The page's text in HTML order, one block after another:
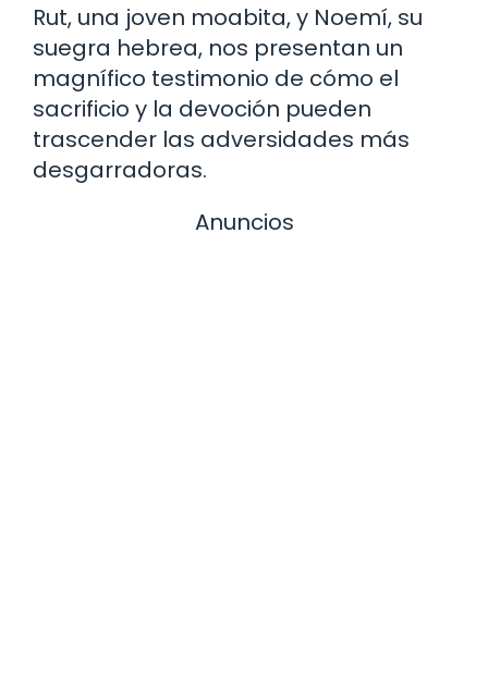
Rut, una joven moabita, y Noemí, su
suegra hebrea, nos presentan un
magnífico testimonio de cómo el
sacrificio y la devoción pueden
trascender las adversidades más
desgarradoras.
Anuncios